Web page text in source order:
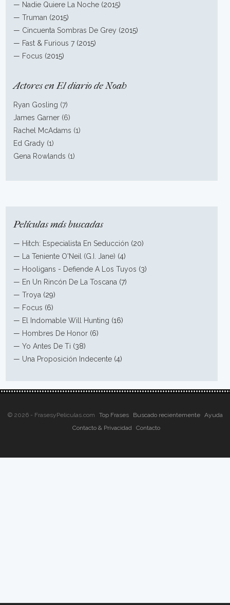
— Nadie Quiere La Noche (2015)
—Truman (2015)
— Cincuenta Sombras De Grey (2015)
— Fast & Furious 7 (2015)
— Focus (2015)
Actores en El diario de Noah
Ryan Gosling (7)
James Garner (6)
Rachel McAdams (1)
Ed Grady (1)
Gena Rowlands (1)
Películas más buscadas
— Hitch: Especialista En Seducción (20)
—
La Teniente O'Neil (G.I. Jane) (4)
— Hooligans - Defiende A Los Tuyos (3)
— En Un Rincón De La Toscana (7)
—Troya (29)
— Focus (6)
— El Indomable Will Hunting (16)
— Hombres De Honor (6)
—Yo Antes De Ti (38)
— Una Proposición Indecente (4)
© 2026 - FrasesyPeliculas.com Top Frases Buscado recientemente
Ayuda
Contacto & Privacidad
Contacto